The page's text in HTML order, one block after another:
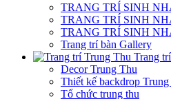
TRANG TRÍ SINH
TRANG TRÍ SINH
TRANG TRÍ SINH
Trang trí bàn Gallery
Trang
Decor Trung Thu
Thiết kế backdrop
Tổ chức trung thu